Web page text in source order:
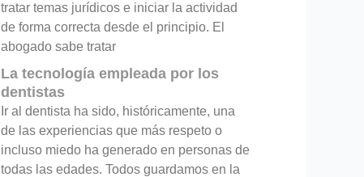
tratar temas jurídicos e iniciar la actividad
de forma correcta desde el principio. El
abogado sabe tratar
La tecnología empleada por los
dentistas
Ir al dentista ha sido, históricamente, una
de las experiencias que más respeto o
incluso miedo ha generado en personas de
todas las edades. Todos guardamos en la